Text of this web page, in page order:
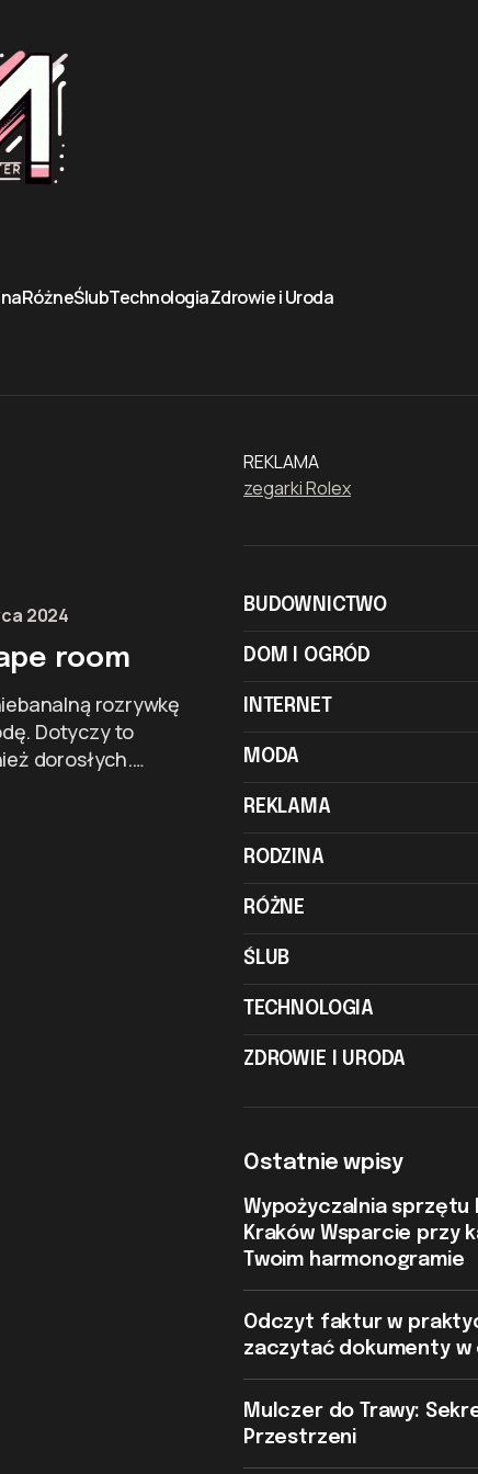
RóżneŚlubTechnologiaZdrowie i Uroda
2024
room
rozrywkę
Dotyczy to
dorosłych.…
REKLAMA
zegarki Rolex
BUDOWNICTWO
DOM I OGRÓD
INTERNET
MODA
REKLAMA
RODZINA
RÓŻNE
ŚLUB
TECHNOLOGIA
ZDROWIE I URODA
Ostatnie wpisy
Wypożyczalnia sprzętu
Kraków Wsparcie przy
Twoim harmonogramie
Odczyt faktur w
zaczytać dokumenty
Mulczer do Trawy:
Przestrzeni